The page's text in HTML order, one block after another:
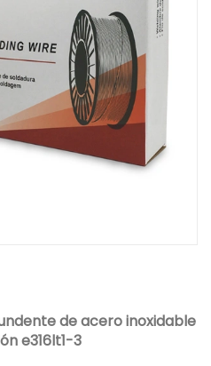
de acero inoxidable
e316lt1-3